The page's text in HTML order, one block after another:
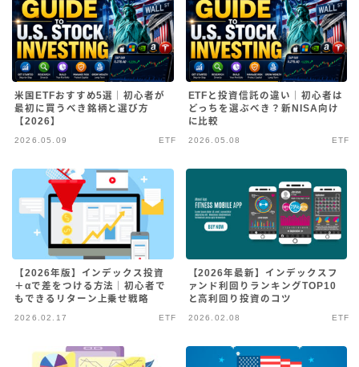
米国ETFおすすめ5選｜初心者が
最初に買うべき銘柄と選び方
【2026】
2026.05.09 ETF
ETFと投資信託の違い｜初心者は
どっちを選ぶべき？新NISA向け
に比較
2026.05.08 ETF
【2026年版】インデックス投資
＋αで差をつける方法｜初心者で
もできるリターン上乗せ戦略
2026.02.17 ETF
【2026年最新】インデックスフ
ァンド利回りランキングTOP10
と高利回り投資のコツ
2026.02.08 ETF